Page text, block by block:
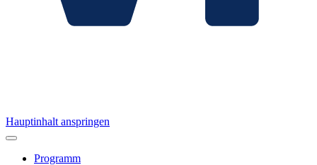
Hauptinhalt anspringen
Programm